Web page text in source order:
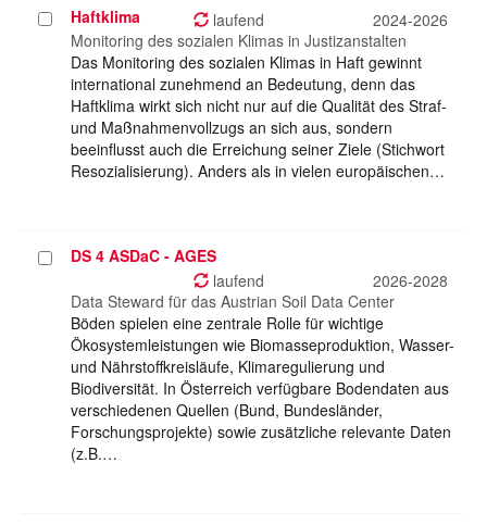
Projekt
auswählen
Haftklima laufend
2024-2026
Monitoring des sozialen Klimas in Justizanstalten
Das Monitoring des sozialen Klimas in Haft gewinnt
international zunehmend an Bedeutung, denn das
Haftklima wirkt sich nicht nur auf die Qualität des Straf-
und Maßnahmenvollzugs an sich aus, sondern
beeinflusst auch die Erreichung seiner Ziele (Stichwort
Resozialisierung). Anders als in vielen europäischen…
ProjektDS 4 ASDaC - AGES
laufend
2026-2028
Data Steward für das Austrian Soil Data Center
Böden spielen eine zentrale Rolle für wichtige
Ökosystemleistungen wie Biomasseproduktion, Wasser-
und Nährstoffkreisläufe, Klimaregulierung und
Biodiversität. In Österreich verfügbare Bodendaten aus
verschiedenen Quellen (Bund, Bundesländer,
Forschungsprojekte) sowie zusätzliche relevante Daten
(z.B.…